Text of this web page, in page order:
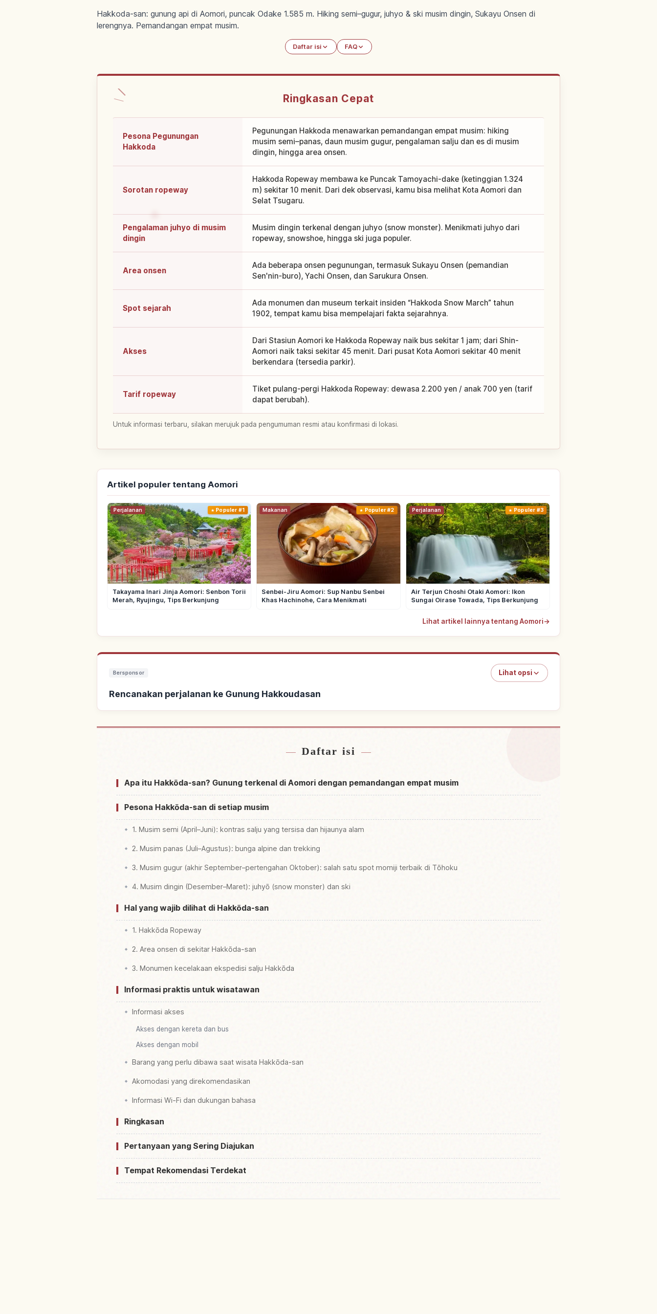
Hakkoda-san: gunung api di Aomori, puncak Odake 1.585 m. Hiking semi–gugur, juhyo & ski musim dingin, Sukayu Onsen di
lerengnya. Pemandangan empat musim.
Daftar isi FAQ
Ringkasan Cepat
Pesona Pegunungan
Hakkoda
Pegunungan Hakkoda menawarkan pemandangan empat musim: hiking
musim semi–panas, daun musim gugur, pengalaman salju dan es di musim
dingin, hingga area onsen.
Sorotan ropeway
Hakkoda Ropeway membawa ke Puncak Tamoyachi-dake (ketinggian 1.324
m) sekitar 10 menit. Dari dek observasi, kamu bisa melihat Kota Aomori dan
Selat Tsugaru.
Pengalaman juhyo di musim
dingin
Musim dingin terkenal dengan juhyo (snow monster). Menikmati juhyo dari
ropeway, snowshoe, hingga ski juga populer.
Area onsen
Ada beberapa onsen pegunungan, termasuk Sukayu Onsen (pemandian
Sen'nin-buro), Yachi Onsen, dan Sarukura Onsen.
Spot sejarah
Ada monumen dan museum terkait insiden “Hakkoda Snow March” tahun
1902, tempat kamu bisa mempelajari fakta sejarahnya.
Akses
Dari Stasiun Aomori ke Hakkoda Ropeway naik bus sekitar 1 jam; dari Shin-
Aomori naik taksi sekitar 45 menit. Dari pusat Kota Aomori sekitar 40 menit
berkendara (tersedia parkir).
Tarif ropeway
Tiket pulang-pergi Hakkoda Ropeway: dewasa 2.200 yen / anak 700 yen (tarif
dapat berubah).
Untuk informasi terbaru, silakan merujuk pada pengumuman resmi atau konfirmasi di lokasi.
Artikel populer tentang Aomori
Perjalanan Populer #1
Takayama Inari Jinja Aomori: Senbon Torii
Merah, Ryujingu, Tips Berkunjung
Makanan Populer #2
Senbei-Jiru Aomori: Sup Nanbu Senbei
Khas Hachinohe, Cara Menikmati
Perjalanan Populer #3
Air Terjun Choshi Otaki Aomori: Ikon
Sungai Oirase Towada, Tips Berkunjung
Lihat artikel lainnya tentang Aomori→
Bersponsor Lihat opsi
Rencanakan perjalanan ke Gunung Hakkoudasan
Daftar isi
Apa itu Hakkōda-san? Gunung terkenal di Aomori dengan pemandangan empat musim
Pesona Hakkōda-san di setiap musim
1. Musim semi (April–Juni): kontras salju yang tersisa dan hijaunya alam
2. Musim panas (Juli–Agustus): bunga alpine dan trekking
3. Musim gugur (akhir September–pertengahan Oktober): salah satu spot momiji terbaik di Tōhoku
4. Musim dingin (Desember–Maret): juhyō (snow monster) dan ski
Hal yang wajib dilihat di Hakkōda-san
1. Hakkōda Ropeway
2. Area onsen di sekitar Hakkōda-san
3. Monumen kecelakaan ekspedisi salju Hakkōda
Informasi praktis untuk wisatawan
Informasi akses
Akses dengan kereta dan bus
Akses dengan mobil
Barang yang perlu dibawa saat wisata Hakkōda-san
Akomodasi yang direkomendasikan
Informasi Wi-Fi dan dukungan bahasa
Ringkasan
Pertanyaan yang Sering Diajukan
Tempat Rekomendasi Terdekat